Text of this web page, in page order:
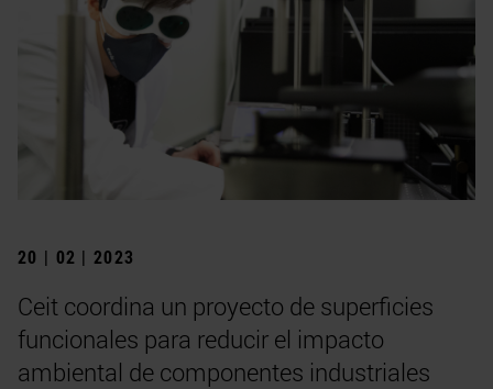
20 | 02 | 2023
Ceit coordina un proyecto de superficies
funcionales para reducir el impacto
ambiental de componentes industriales